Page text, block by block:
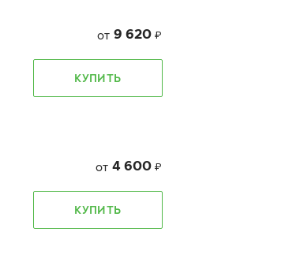
от 9 620 ₽
КУПИТЬ
от 4 600 ₽
КУПИТЬ